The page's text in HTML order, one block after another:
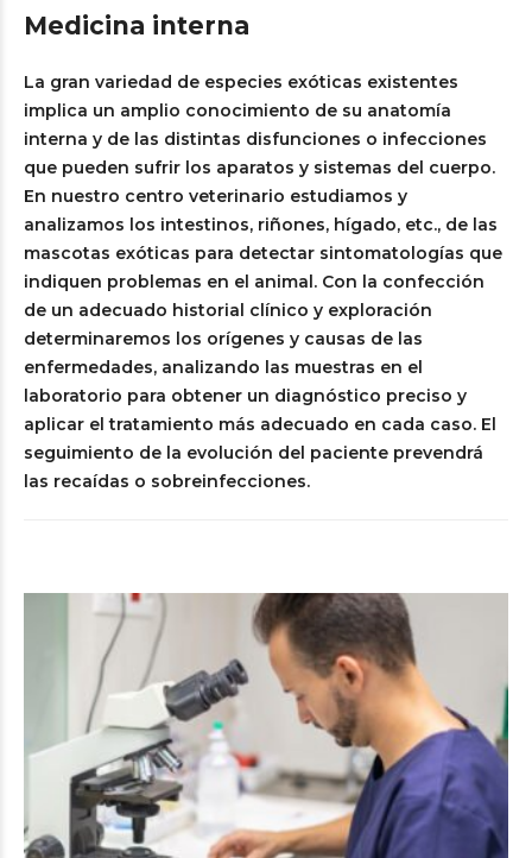
Medicina interna
La gran variedad de especies exóticas existentes
implica un amplio conocimiento de su anatomía
interna y de las distintas disfunciones o infecciones
que pueden sufrir los aparatos y sistemas del cuerpo.
En nuestro centro veterinario estudiamos y
analizamos los intestinos, riñones, hígado, etc., de las
mascotas exóticas para detectar sintomatologías que
indiquen problemas en el animal. Con la confección
de un adecuado historial clínico y exploración
determinaremos los orígenes y causas de las
enfermedades, analizando las muestras en el
laboratorio para obtener un diagnóstico preciso y
aplicar el tratamiento más adecuado en cada caso. El
seguimiento de la evolución del paciente prevendrá
las recaídas o sobreinfecciones.